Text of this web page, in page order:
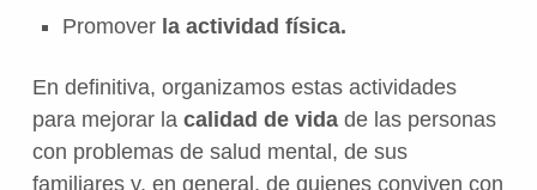
Promoverla actividad física.
En definitiva, organizamos estas actividades
para mejorar la calidad de vidade las personas
con problemas de salud mental, de sus
familiares y, en general, de quienes conviven con